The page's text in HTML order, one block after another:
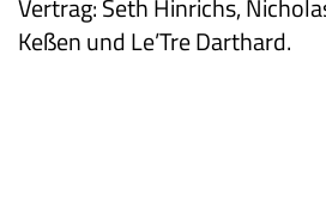
Vertrag: Seth Hinrichs,
Keßen und Le’Tre Darthard.